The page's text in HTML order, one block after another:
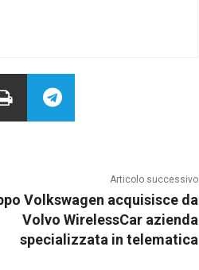
Articolo successivo
Volkswagen acquisisce da
Volvo WirelessCar azienda
specializzata in telematica